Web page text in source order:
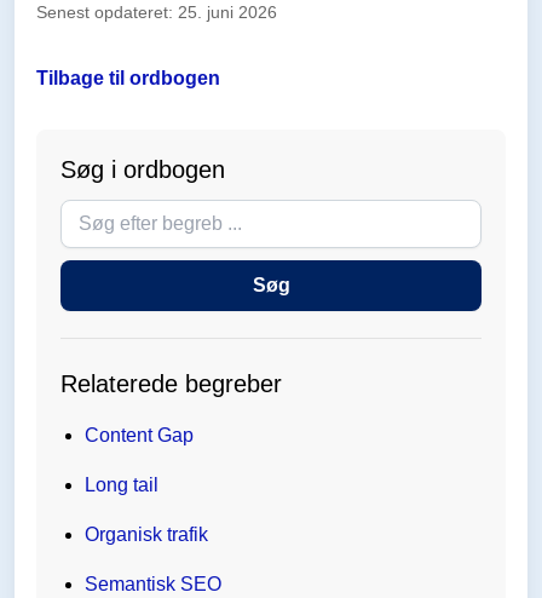
Senest opdateret: 25. juni 2026
Tilbage til ordbogen
Søg i ordbogen
Søg
ordbogen
Søg
Relaterede begreber
Content Gap
Long tail
Organisk trafik
Semantisk SEO